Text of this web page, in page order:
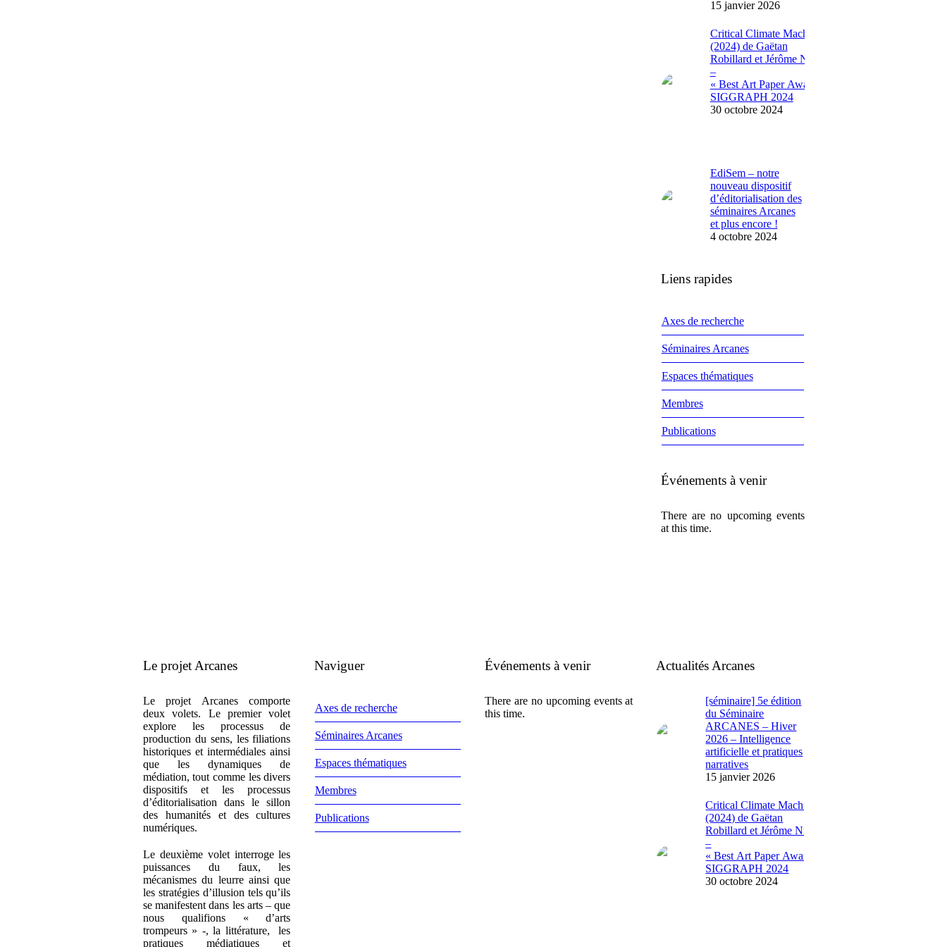
15 janvier 2026
Critical Climate Machine
(2024) de Gaëtan
Robillard et Jérôme Nika
–
« Best Art Paper Award »
SIGGRAPH 2024
30 octobre 2024
EdiSem – notre
nouveau dispositif
d’éditorialisation des
séminaires Arcanes
et plus encore !
4 octobre 2024
Liens rapides
Axes de recherche
Séminaires Arcanes
Espaces thématiques
Membres
Publications
Événements à venir
There are no upcoming events
at this time.
Le projet Arcanes
Le projet Arcanes comporte
deux volets. Le premier volet
explore les processus de
production du sens, les filiations
historiques et intermédiales ainsi
que les dynamiques de
médiation, tout comme les divers
dispositifs et les processus
d’éditorialisation dans le sillon
des humanités et des cultures
numériques.
Le deuxième volet interroge les
puissances du faux, les
mécanismes du leurre ainsi que
les stratégies d’illusion tels qu’ils
se manifestent dans les arts – que
nous qualifions « d’arts
trompeurs » -, la littérature, les
pratiques médiatiques et
Naviguer
Axes de recherche
Séminaires Arcanes
Espaces thématiques
Membres
Publications
Événements à venir
There are no upcoming events at
this time.
Actualités Arcanes
[séminaire] 5e édition
du Séminaire
ARCANES – Hiver
2026 – Intelligence
artificielle et pratiques
narratives
15 janvier 2026
Critical Climate Machine
(2024) de Gaëtan
Robillard et Jérôme Nika
–
« Best Art Paper Award »
SIGGRAPH 2024
30 octobre 2024